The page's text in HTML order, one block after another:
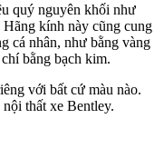
quý nguyên khối như
kính này cũng cung
cá nhân, như bằng vàng
bằng bạch kim.
với bất cứ màu nào.
thất xe Bentley.